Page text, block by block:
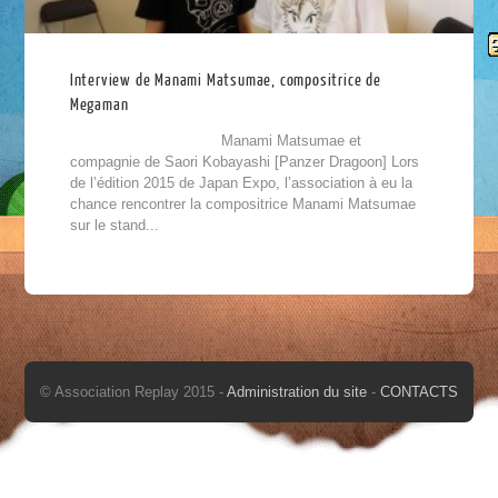
Interview de Manami Matsumae, compositrice de
Megaman
Manami Matsumae et
compagnie de Saori Kobayashi [Panzer Dragoon] Lors
de l’édition 2015 de Japan Expo, l’association à eu la
chance rencontrer la compositrice Manami Matsumae
sur le stand...
© Association Replay 2015 - Administration du site - CONTACTS